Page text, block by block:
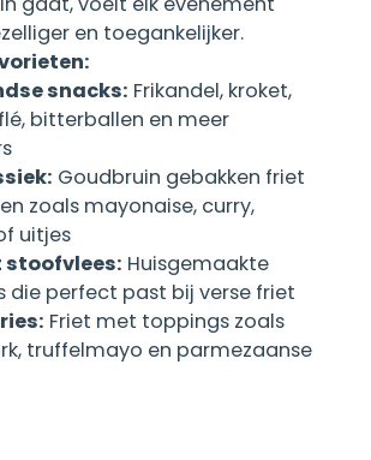
en toegankelijker.
snacks: Frikandel, kroket,
bitterballen en meer
Goudbruin gebakken friet
zoals mayonaise, curry,
uitjes
stoofvlees: Huisgemaakte
die perfect past bij verse friet
Friet met toppings zoals
truffelmayo en parmezaanse